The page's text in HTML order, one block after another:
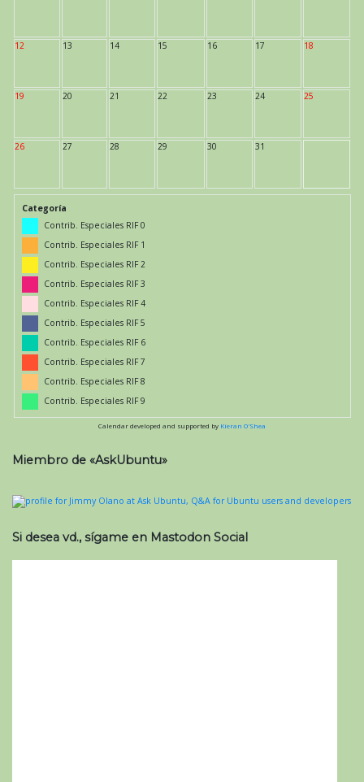
12 13 14 15 16 17 18
19 20 21 22 23 24 25
26 27 28 29 30 31
Categoría
Contrib. Especiales RIF 0
Contrib. Especiales RIF 1
Contrib. Especiales RIF 2
Contrib. Especiales RIF 3
Contrib. Especiales RIF 4
Contrib. Especiales RIF 5
Contrib. Especiales RIF 6
Contrib. Especiales RIF 7
Contrib. Especiales RIF 8
Contrib. Especiales RIF 9
Calendar developed and supported by Kieran O'Shea
Miembro de «AskUbuntu»
Si desea vd., sígame en Mastodon Social